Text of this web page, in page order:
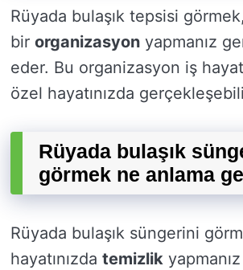
Rüyada bulaşık tepsisi
bir organizasyon yapmanız
eder. Bu organizasyon iş
özel hayatınızda
Rüyada bulaşık
görmek ne anlama
Rüyada bulaşık süngerini
hayatınızda temizlik